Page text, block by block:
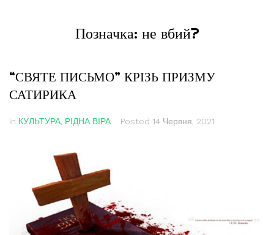
Позначка: не вбий?
“СВЯТЕ ПИСЬМО” КРІЗЬ ПРИЗМУ
САТИРИКА
In КУЛЬТУРА РІДНА ВІРА Posted 14 Червня, 2021